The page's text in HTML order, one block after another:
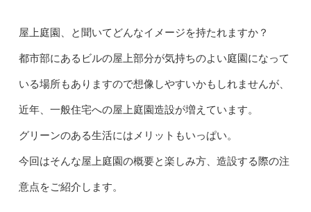
屋上庭園、と聞いてどんなイメージを持たれますか？
都市部にあるビルの屋上部分が気持ちのよい庭園になって
いる場所もありますので想像しやすいかもしれませんが、
近年、一般住宅への屋上庭園造設が増えています。
グリーンのある生活にはメリットもいっぱい。
今回はそんな屋上庭園の概要と楽しみ方、造設する際の注
意点をご紹介します。